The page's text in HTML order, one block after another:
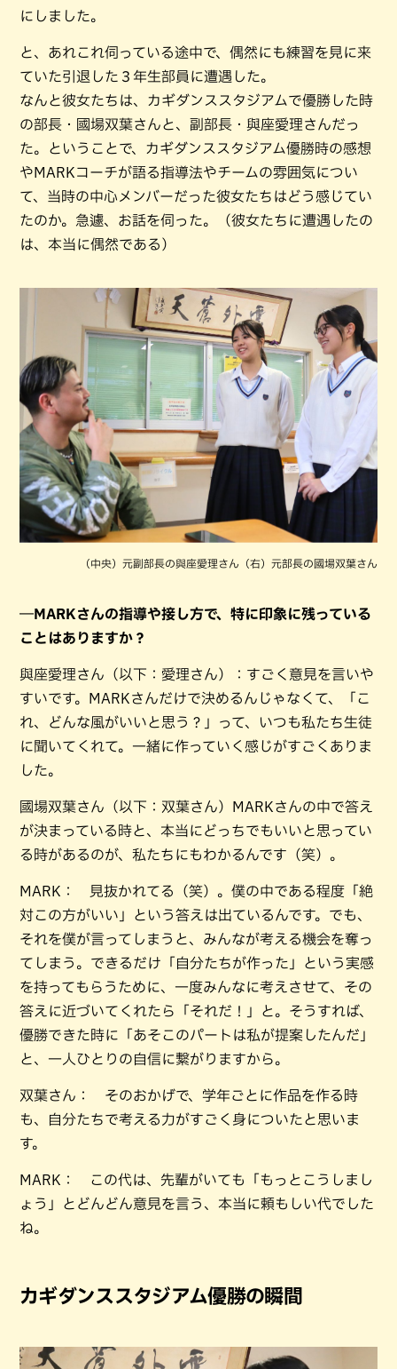
にしました。
と、あれこれ伺っている途中で、偶然にも練習を見に来
ていた引退した３年生部員に遭遇した。
なんと彼女たちは、カギダンススタジアムで優勝した時
の部長・國場双葉さんと、副部長・與座愛理さんだっ
た。ということで、カギダンススタジアム優勝時の感想
やMARKコーチが語る指導法やチームの雰囲気につい
て、当時の中心メンバーだった彼女たちはどう感じてい
たのか。急遽、お話を伺った。（彼女たちに遭遇したの
は、本当に偶然である）
（中央）元副部長の與座愛理さん（右）元部長の國場双葉さん
―MARKさんの指導や接し方で、特に印象に残っている
ことはありますか？
與座愛理さん（以下：愛理さん）：すごく意見を言いや
すいです。MARKさんだけで決めるんじゃなくて、「こ
れ、どんな風がいいと思う？」って、いつも私たち生徒
に聞いてくれて。一緒に作っていく感じがすごくありま
した。
國場双葉さん（以下：双葉さん）MARKさんの中で答え
が決まっている時と、本当にどっちでもいいと思ってい
る時があるのが、私たちにもわかるんです（笑）。
MARK： 見抜かれてる（笑）。僕の中である程度「絶
対この方がいい」という答えは出ているんです。でも、
それを僕が言ってしまうと、みんなが考える機会を奪っ
てしまう。できるだけ「自分たちが作った」という実感
を持ってもらうために、一度みんなに考えさせて、その
答えに近づいてくれたら「それだ！」と。そうすれば、
優勝できた時に「あそこのパートは私が提案したんだ」
と、一人ひとりの自信に繋がりますから。
双葉さん： そのおかげで、学年ごとに作品を作る時
も、自分たちで考える力がすごく身についたと思いま
す。
MARK： この代は、先輩がいても「もっとこうしまし
ょう」とどんどん意見を言う、本当に頼もしい代でした
ね。
カギダンススタジアム優勝の瞬間